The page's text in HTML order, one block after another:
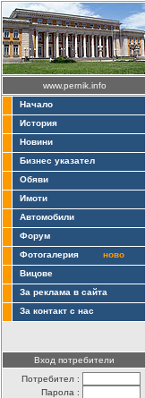
www.pernik.info
Начало
История
Новини
Бизнес указател
Обяви
Имоти
Автомобили
Форум
Фотогалерия
ново
Вицове
За реклама в сайта
За контакт с нас
Вход потребители
Потребител :
Парола :